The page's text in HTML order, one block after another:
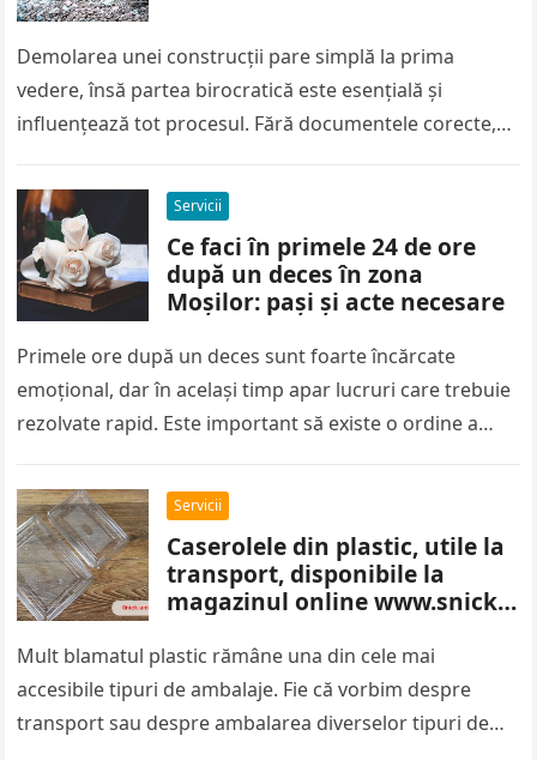
Demolarea unei construcții pare simplă la prima
vedere, însă partea birocratică este esențială și
influențează tot procesul. Fără documentele corecte,
Servicii
Ce faci în primele 24 de ore
după un deces în zona
Moșilor: pași și acte necesare
Primele ore după un deces sunt foarte încărcate
emoțional, dar în același timp apar lucruri care trebuie
rezolvate rapid. Este important să existe o ordine a
Servicii
Caserolele din plastic, utile la
transport, disponibile la
magazinul online www.snick-
Mult blamatul plastic rămâne una din cele mai
accesibile tipuri de ambalaje. Fie că vorbim despre
transport sau despre ambalarea diverselor tipuri de